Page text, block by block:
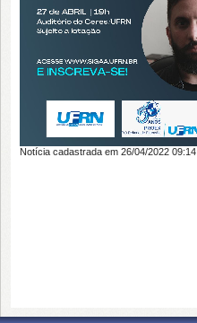
Notícia cadastrada em 26/04/2022 09:14